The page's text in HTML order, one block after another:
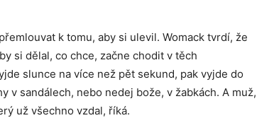
k tomu, aby si ulevil. Womack tvrdí, že
si dělal, co chce, začne chodit v těch
slunce na více než pět sekund, pak vyjde do
v sandálech, nebo nedej bože, v žabkách. A muž,
už všechno vzdal, říká.